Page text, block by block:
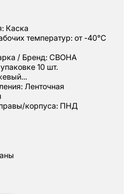
Каска
температур: от -40°С
/ Бренд: СВОНА
10 шт.
Ленточная
корпуса: ПНД